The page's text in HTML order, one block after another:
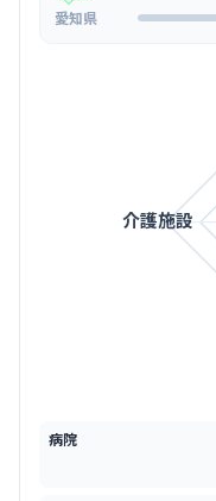
愛知県
介護施設
病院